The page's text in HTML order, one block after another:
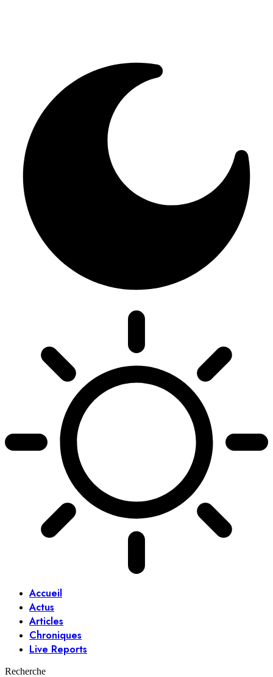
Accueil
Actus
Articles
Chroniques
Live Reports
Recherche